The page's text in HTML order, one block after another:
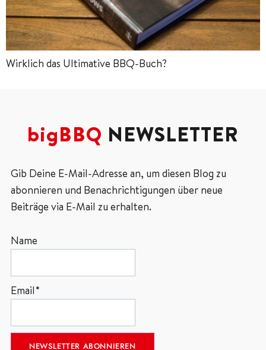
Wirklich das Ultimative BBQ-Buch?
bigBBQ NEWSLETTER
Gib Deine E-Mail-Adresse an, um diesen Blog zu
abonnieren und Benachrichtigungen über neue
Beiträge via E-Mail zu erhalten.
Name
Email*